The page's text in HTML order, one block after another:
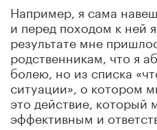
Например, я сама
и перед походом к ней
результате мне
родственникам, что я
болею, но из списка
ситуации», о котором
это действие, который
эффективным и